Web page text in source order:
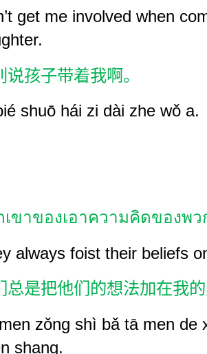
get me involved when
说孩子带着我啊。
shuō hái zi dài zhe wǒ a.
เขาของเอาความคิดของพ
always foist their beliefs
总是把他们的想法加在我
zǒng shì bǎ tā men de
shang.